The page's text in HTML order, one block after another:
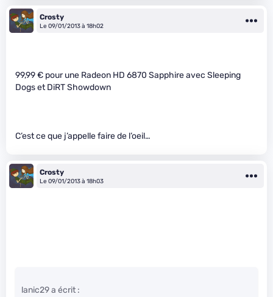
Crosty
Le 09/01/2013 à 18h02
99,99 € pour une Radeon HD 6870 Sapphire avec Sleeping
Dogs et DiRT Showdown
C’est ce que j’appelle faire de l’oeil…
Crosty
Le 09/01/2013 à 18h03
lanic29 a écrit :